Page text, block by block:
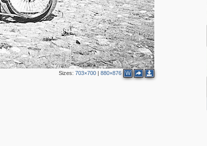
Sizes:703×700 |880×876 W